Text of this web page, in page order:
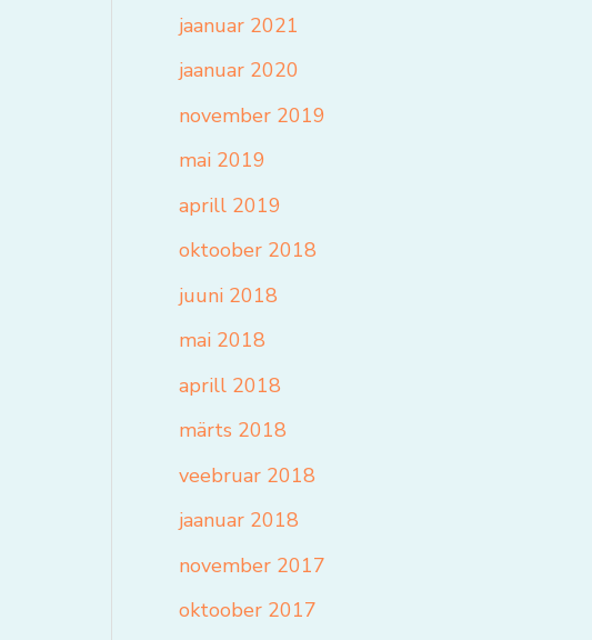
jaanuar 2021
jaanuar 2020
november 2019
mai 2019
aprill 2019
oktoober 2018
juuni 2018
mai 2018
aprill 2018
märts 2018
veebruar 2018
jaanuar 2018
november 2017
oktoober 2017